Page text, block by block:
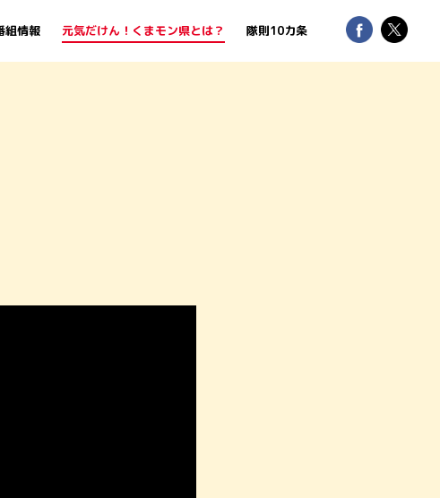
組情報 元気だけん！くまモン県とは？ 隊則10カ条